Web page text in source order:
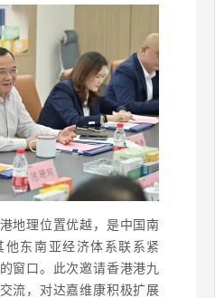
地理位置优越，是中国南
东南亚经济体系联系紧
窗口。此次邀请香港港九
流，对达嘉维康积极扩展